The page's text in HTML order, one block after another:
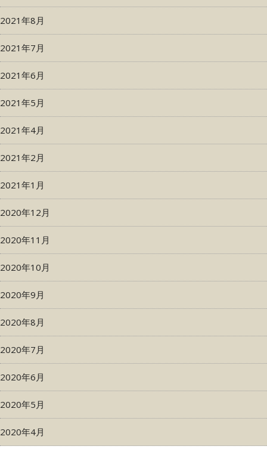
2021年8月
2021年7月
2021年6月
2021年5月
2021年4月
2021年2月
2021年1月
2020年12月
2020年11月
2020年10月
2020年9月
2020年8月
2020年7月
2020年6月
2020年5月
2020年4月